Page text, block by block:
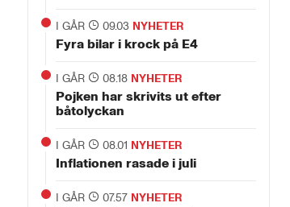
I GÅR 09.03 NYHETER
Fyra bilar i krock på E4
I GÅR 08.18 NYHETER
Pojken har skrivits ut efter
båtolyckan
I GÅR 08.01 NYHETER
Inflationen rasade i juli
I GÅR 07.57 NYHETER